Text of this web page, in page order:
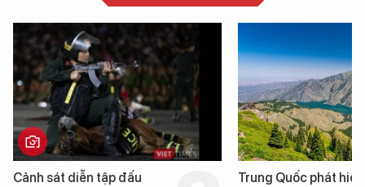
Trung Quốc phát hiện “mỏ
Loạt dự án bất động